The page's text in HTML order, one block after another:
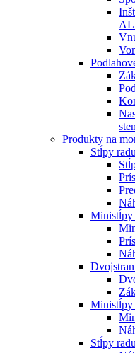
Produkty na
Stĺpy
Ministĺpy
Stĺpy